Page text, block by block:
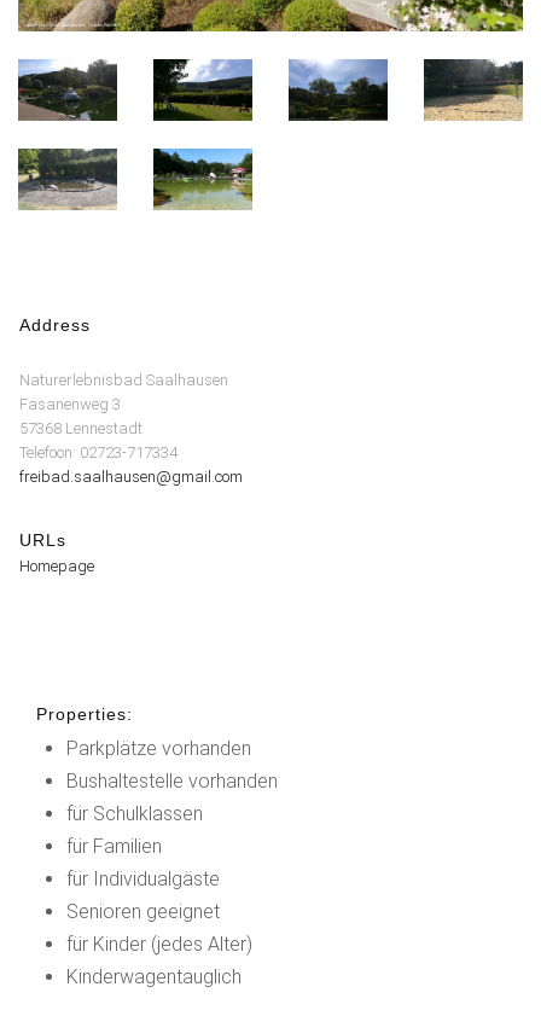
Address
Naturerlebnisbad Saalhausen
Fasanenweg 3
57368 Lennestadt
Telefoon: 02723-717334
freibad.saalhausen@gmail.com
URLs
Homepage
Properties:
Parkplätze vorhanden
Bushaltestelle vorhanden
für Schulklassen
für Familien
für Individualgäste
Senioren geeignet
für Kinder (jedes Alter)
Kinderwagentauglich